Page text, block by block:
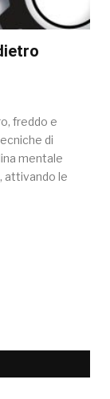
freddo e
di
mentale
attivando le